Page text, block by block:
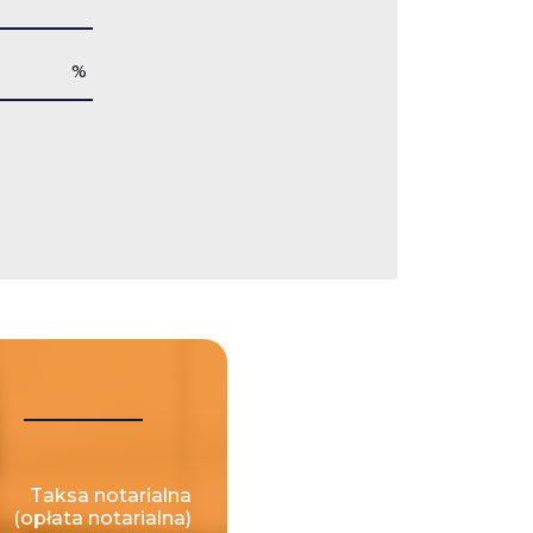
%
Taksa notarialna
(opłata notarialna)